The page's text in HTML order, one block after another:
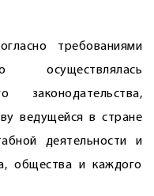
требованиями
осуществлялась
законодательства,
ведущейся в стране
деятельности и
общества и каждого